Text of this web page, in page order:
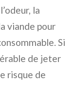
la
viande pour
Si
de jeter
risque de